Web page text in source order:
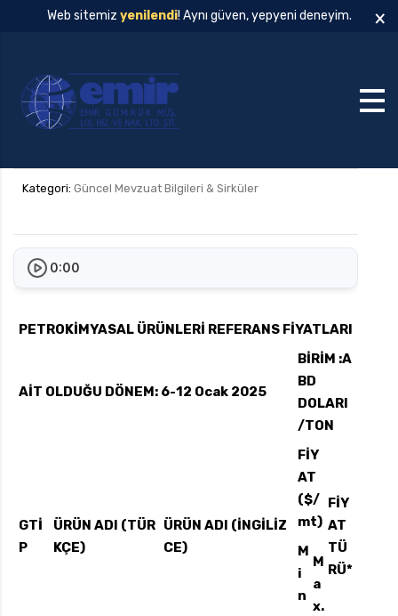
Web sitemiz yenilendi! Aynı güven, yepyeni deneyim. ×
Kategori: Güncel Mevzuat Bilgileri & Sirküler
0:00
PETROKİMYASAL ÜRÜNLERİ REFERANS FİYATLARI
AİT OLDUĞU DÖNEM: 6-12 Ocak 2025
BİRİM :A
BD
DOLARI
/TON
GTİ
P
ÜRÜN ADI (TÜR
KÇE)
ÜRÜN ADI (İNGİLİZ
CE)
FİY
AT
($/
mt)
FİY
AT
TÜ
RÜ*
M
i
n
M
a
x.